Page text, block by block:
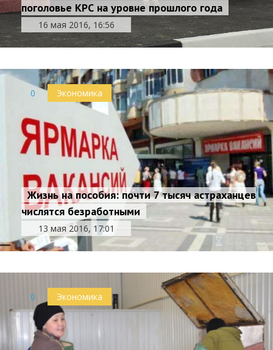
поголовье КРС на уровне прошлого года
16 мая 2016, 16:56
0 Экономика
Жизнь на пособия: почти 7 тысяч астраханцев
числятся безработными
13 мая 2016, 17:01
0 Экономика